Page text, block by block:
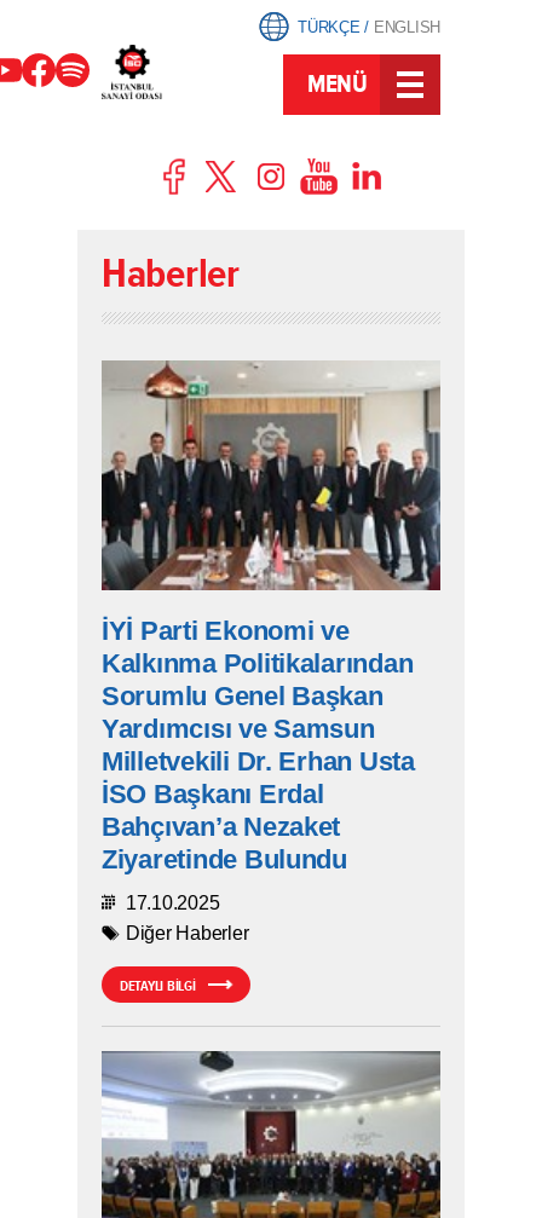
TÜRKÇE/ ENGLISH
MENÜ
Haberler
İYİ Parti Ekonomi ve
Kalkınma Politikalarından
Sorumlu Genel Başkan
Yardımcısı ve Samsun
Milletvekili Dr. Erhan Usta
İSO Başkanı Erdal
Bahçıvan’a Nezaket
Ziyaretinde Bulundu
17.10.2025
Diğer Haberler
DETAYLI BİLGİ